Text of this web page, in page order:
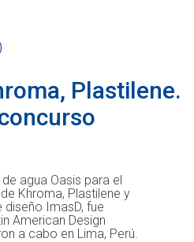
Plastilene.
agua Oasis para el
Khroma, Plastilene y
ImasD, fue
American Design
a cabo en Lima, Perú.